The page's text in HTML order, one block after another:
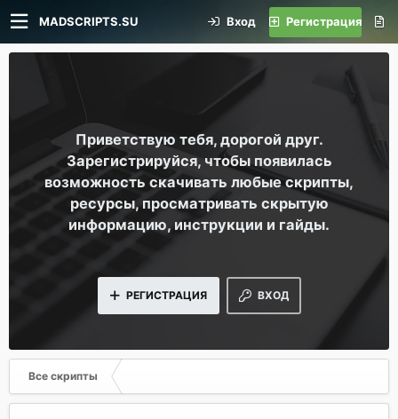
MADSCRIPTS.SU Вход Регистрация
Приветствую тебя, дорогой друг.
Зарегистрируйся, чтобы появилась
возможность скачивать любые скрипты,
ресурсы, просматривать скрытую
информацию, инструкции и гайды.
ВХОД
РЕГИСТРАЦИЯ
Все скрипты